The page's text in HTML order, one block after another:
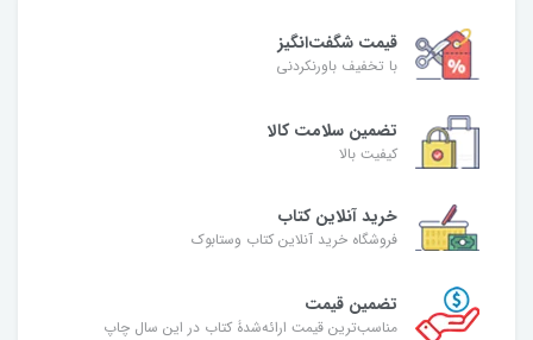
قیمت شگفت‌انگیز
با تخفیف باورنکردنی
تضمین سلامت کالا
کیفیت بالا
خرید آنلاین کتاب
فروشگاه خرید آنلاین کتاب وستابوک
تضمین قیمت
مناسب‌ترین قیمت ارائه‌شدۀ کتاب در این سال چاپ